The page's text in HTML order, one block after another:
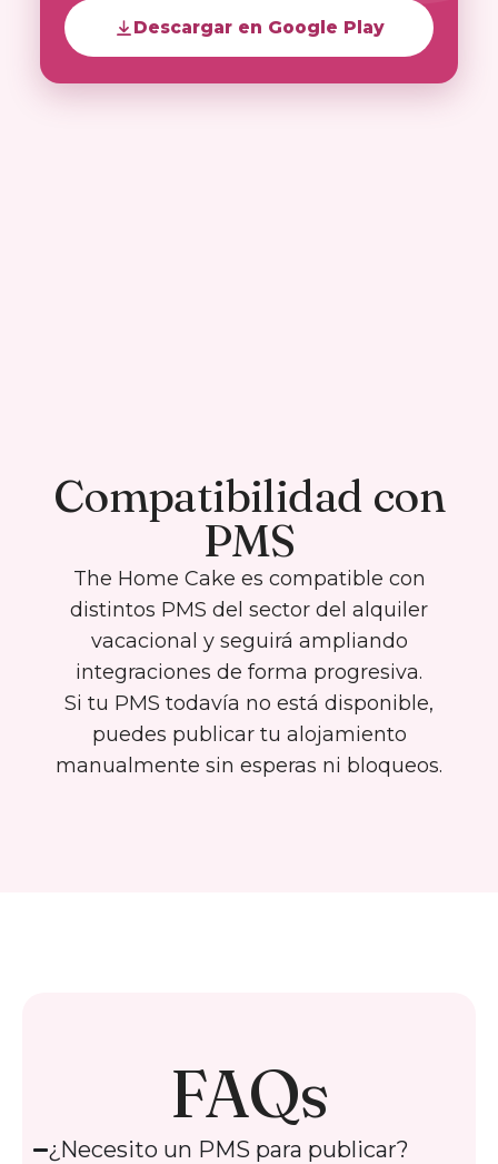
Descargar en Google Play
Compatibilidad con
PMS
The Home Cake es compatible con
distintos PMS del sector del alquiler
vacacional y seguirá ampliando
integraciones de forma progresiva.
Si tu PMS todavía no está disponible,
puedes publicar tu alojamiento
manualmente sin esperas ni bloqueos.
FAQs
¿Necesito un PMS para publicar?